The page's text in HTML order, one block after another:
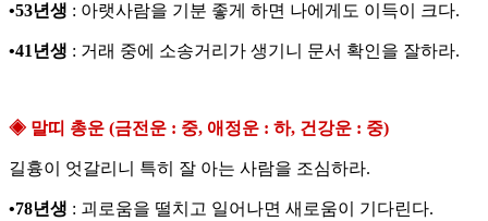
•53년생 : 아랫사람을 기분 좋게 하면 나에게도 이득이 크다.
•41년생 : 거래 중에 소송거리가 생기니 문서 확인을 잘하라.
◈ 말띠 총운 (금전운 : 중, 애정운 : 하, 건강운 : 중)
길흉이 엇갈리니 특히 잘 아는 사람을 조심하라.
•78년생 : 괴로움을 떨치고 일어나면 새로움이 기다린다.